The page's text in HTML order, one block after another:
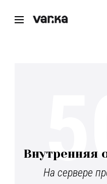
Внутренняя
На сервере